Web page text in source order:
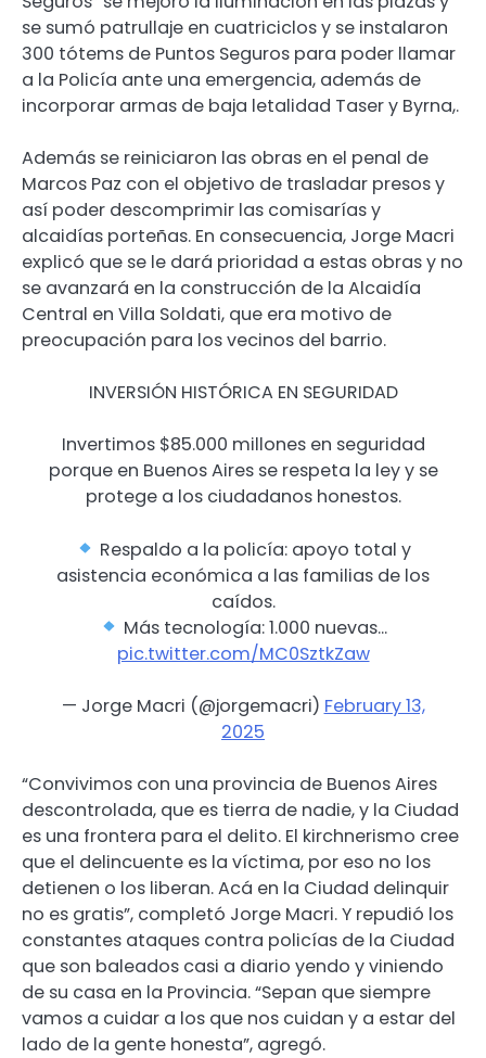
se sumó patrullaje en cuatriciclos y se instalaron
300 tótems de Puntos Seguros para poder llamar
a la Policía ante una emergencia, además de
incorporar armas de baja letalidad Taser y Byrna,.
Además se reiniciaron las obras en el penal de
Marcos Paz con el objetivo de trasladar presos y
así poder descomprimir las comisarías y
alcaidías porteñas. En consecuencia, Jorge Macri
explicó que se le dará prioridad a estas obras y no
se avanzará en la construcción de la Alcaidía
Central en Villa Soldati, que era motivo de
preocupación para los vecinos del barrio.
INVERSIÓN HISTÓRICA EN SEGURIDAD
Invertimos $85.000 millones en seguridad
porque en Buenos Aires se respeta la ley y se
protege a los ciudadanos honestos.
Respaldo a la policía: apoyo total y
asistencia económica a las familias de los
caídos.
Más tecnología: 1.000 nuevas…
pic.twitter.com/MC0SztkZaw
— Jorge Macri (@jorgemacri) February 13,
2025
“Convivimos con una provincia de Buenos Aires
descontrolada, que es tierra de nadie, y la Ciudad
es una frontera para el delito. El kirchnerismo cree
que el delincuente es la víctima, por eso no los
detienen o los liberan. Acá en la Ciudad delinquir
no es gratis”, completó Jorge Macri. Y repudió los
constantes ataques contra policías de la Ciudad
que son baleados casi a diario yendo y viniendo
de su casa en la Provincia. “Sepan que siempre
vamos a cuidar a los que nos cuidan y a estar del
lado de la gente honesta”, agregó.